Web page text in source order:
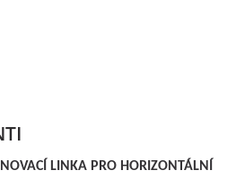
LINKA PRO HORIZONTÁLNÍ